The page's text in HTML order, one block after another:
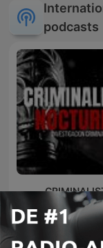
podcasts